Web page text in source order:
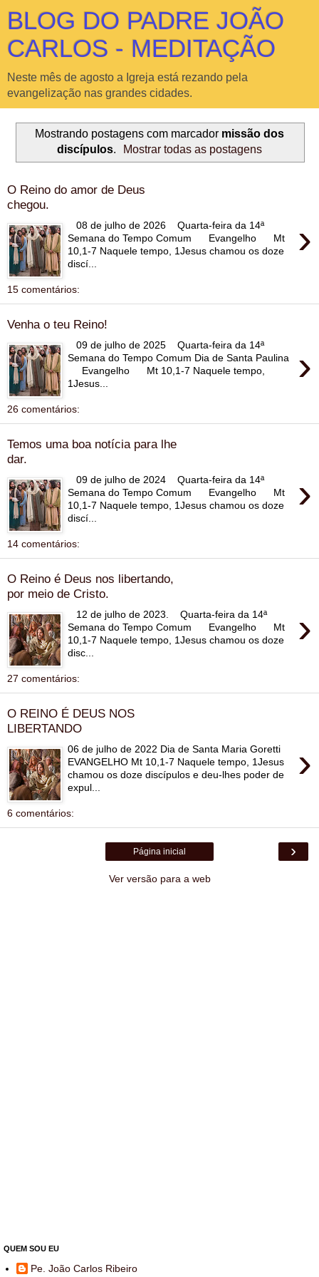
BLOG DO PADRE JOÃO
CARLOS - MEDITAÇÃO
Neste mês de agosto a Igreja está rezando pela
evangelização nas grandes cidades.
Mostrando postagens com marcador missão dos
discípulos. Mostrar todas as postagens
O Reino do amor de Deus
chegou.
›
08 de julho de 2026 Quarta-feira da 14ª
Semana do Tempo Comum Evangelho Mt
10,1-7 Naquele tempo, 1Jesus chamou os doze
discí...
15 comentários:
Venha o teu Reino!
›
09 de julho de 2025 Quarta-feira da 14ª
Semana do Tempo Comum Dia de Santa Paulina
Evangelho Mt 10,1-7 Naquele tempo,
1Jesus...
26 comentários:
Temos uma boa notícia para lhe
dar.
›
09 de julho de 2024 Quarta-feira da 14ª
Semana do Tempo Comum Evangelho Mt
10,1-7 Naquele tempo, 1Jesus chamou os doze
discí...
14 comentários:
O Reino é Deus nos libertando,
por meio de Cristo.
›
12 de julho de 2023. Quarta-feira da 14ª
Semana do Tempo Comum Evangelho Mt
10,1-7 Naquele tempo, 1Jesus chamou os doze
disc...
27 comentários:
O REINO É DEUS NOS
LIBERTANDO
›
06 de julho de 2022 Dia de Santa Maria Goretti
EVANGELHO Mt 10,1-7 Naquele tempo, 1Jesus
chamou os doze discípulos e deu-lhes poder de
expul...
6 comentários:
›
Página inicial
Ver versão para a web
QUEM SOU EU
Pe. João Carlos Ribeiro